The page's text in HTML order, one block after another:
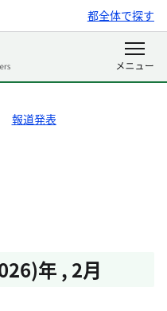
都全体で探す
報道発表
年 , 2月